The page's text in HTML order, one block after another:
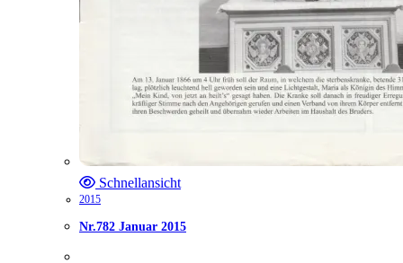
Schnellansicht
2015
Nr.782 Januar 2015